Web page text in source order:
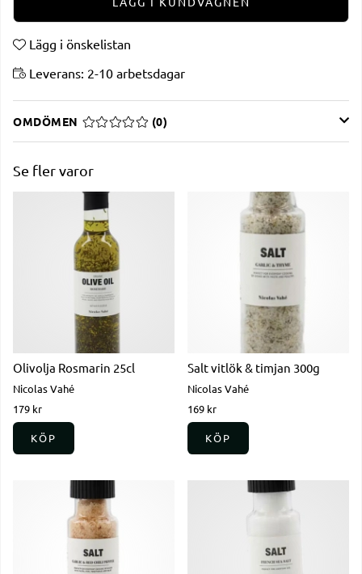
Lägg i önskelistan
Leverans: 2-10 arbetsdagar
OMDÖMEN MEDELBETYG 0 AV 5 ANTAL BETYG 0
(0)
Se fler varor
Olivolja Rosmarin 25cl
Nicolas Vahé
179 kr
KÖP
Salt vitlök & timjan 300g
Nicolas Vahé
169 kr
KÖP